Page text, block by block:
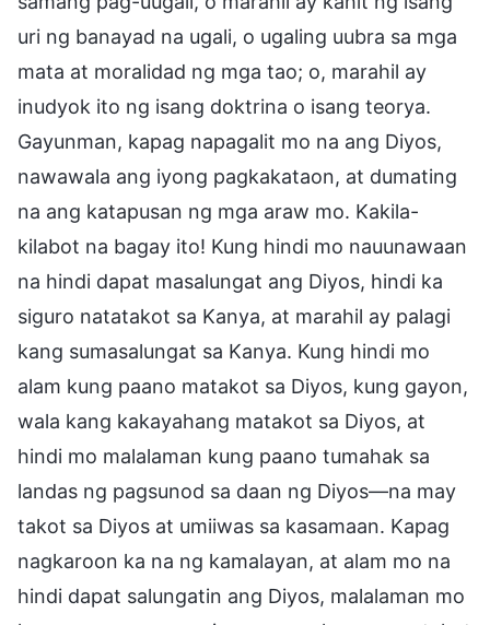
uri ng banayad na ugali, o ugaling uubra sa mga
mata at moralidad ng mga tao; o, marahil ay
inudyok ito ng isang doktrina o isang teorya.
Gayunman, kapag napagalit mo na ang Diyos,
nawawala ang iyong pagkakataon, at dumating
na ang katapusan ng mga araw mo. Kakila-
kilabot na bagay ito! Kung hindi mo nauunawaan
na hindi dapat masalungat ang Diyos, hindi ka
siguro natatakot sa Kanya, at marahil ay palagi
kang sumasalungat sa Kanya. Kung hindi mo
alam kung paano matakot sa Diyos, kung gayon,
wala kang kakayahang matakot sa Diyos, at
hindi mo malalaman kung paano tumahak sa
landas ng pagsunod sa daan ng Diyos—na may
takot sa Diyos at umiiwas sa kasamaan. Kapag
nagkaroon ka na ng kamalayan, at alam mo na
hindi dapat salungatin ang Diyos, malalaman mo